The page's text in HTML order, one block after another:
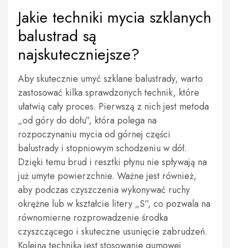
Jakie techniki mycia szklanych
balustrad są
najskuteczniejsze?
Aby skutecznie umyć szklane balustrady, warto
zastosować kilka sprawdzonych technik, które
ułatwią cały proces. Pierwszą z nich jest metoda
„od góry do dołu”, która polega na
rozpoczynaniu mycia od górnej części
balustrady i stopniowym schodzeniu w dół.
Dzięki temu brud i resztki płynu nie spływają na
już umyte powierzchnie. Ważne jest również,
aby podczas czyszczenia wykonywać ruchy
okrężne lub w kształcie litery „S”, co pozwala na
równomierne rozprowadzenie środka
czyszczącego i skuteczne usunięcie zabrudzeń.